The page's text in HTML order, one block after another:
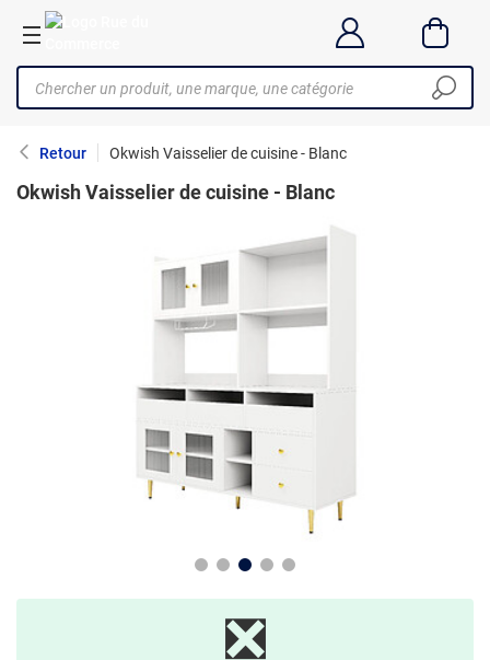
Retour Okwish Vaisselier de cuisine - Blanc
Okwish Vaisselier de cuisine - Blanc
❎